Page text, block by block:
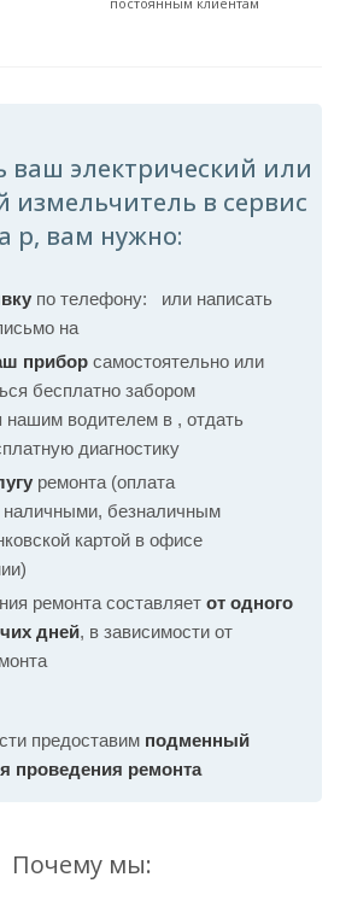
ваш электрический или
измельчитель в сервис
р, вам нужно:
по телефону:
или написать
на
прибор самостоятельно или
бесплатно забором
нашим водителем в , отдать
диагностику
ремонта (оплата
наличными, безналичным
картой в офисе
ремонта составляет от одного
дней, в зависимости от
предоставим подменный
проведения ремонта
Почему мы: